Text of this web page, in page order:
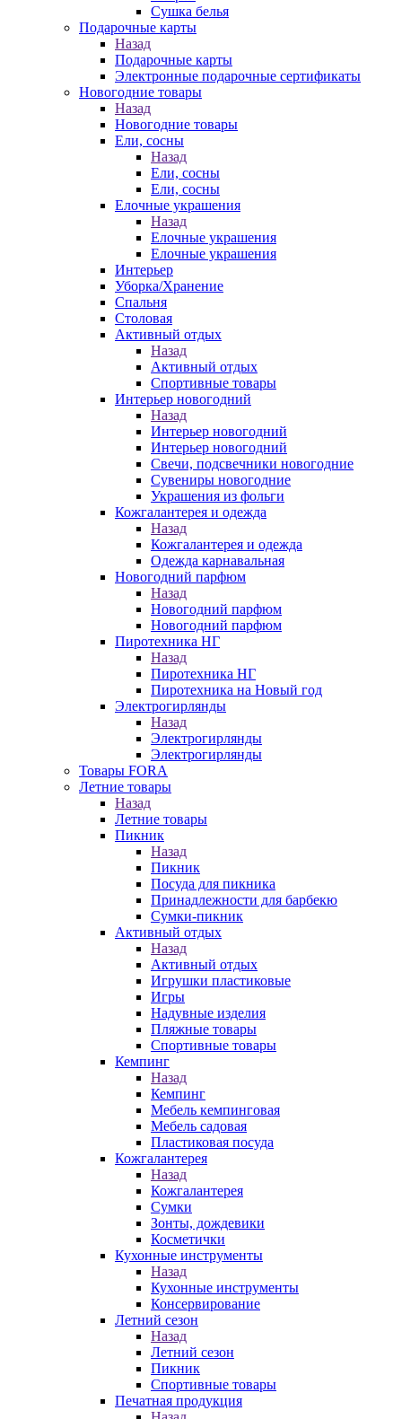
Сушка белья
Подарочные карты
Назад
Подарочные карты
Электронные подарочные сертификаты
Новогодние товары
Назад
Новогодние товары
Ели, сосны
Назад
Ели, сосны
Ели, сосны
Елочные украшения
Назад
Елочные украшения
Елочные украшения
Интерьер
Уборка/Хранение
Спальня
Столовая
Активный отдых
Назад
Активный отдых
Спортивные товары
Интерьер новогодний
Назад
Интерьер новогодний
Интерьер новогодний
Свечи, подсвечники новогодние
Сувениры новогодние
Украшения из фольги
Кожгалантерея и одежда
Назад
Кожгалантерея и одежда
Одежда карнавальная
Новогодний парфюм
Назад
Новогодний парфюм
Новогодний парфюм
Пиротехника НГ
Назад
Пиротехника НГ
Пиротехника на Новый год
Электрогирлянды
Назад
Электрогирлянды
Электрогирлянды
Товары FORA
Летние товары
Назад
Летние товары
Пикник
Назад
Пикник
Посуда для пикника
Принадлежности для барбекю
Сумки-пикник
Активный отдых
Назад
Активный отдых
Игрушки пластиковые
Игры
Надувные изделия
Пляжные товары
Спортивные товары
Кемпинг
Назад
Кемпинг
Мебель кемпинговая
Мебель садовая
Пластиковая посуда
Кожгалантерея
Назад
Кожгалантерея
Сумки
Зонты, дождевики
Косметички
Кухонные инструменты
Назад
Кухонные инструменты
Консервирование
Летний сезон
Назад
Летний сезон
Пикник
Спортивные товары
Печатная продукция